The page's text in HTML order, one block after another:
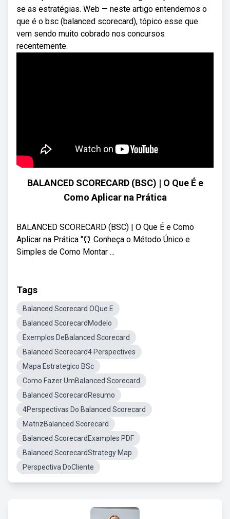
se as estratégias. Web — neste artigo entendemos o
que é o bsc (balanced scorecard), tópico esse que
vem sendo muito cobrado nos concursos
recentemente.
BALANCED SCORECARD (BSC) | O Que É e
Como Aplicar na Prática
BALANCED SCORECARD (BSC) | O Que É e Como
Aplicar na Prática "⏰ Conheça o Método Único e
Simples de Como Montar ...
Tags
Balanced Scorecard OQue E
Balanced ScorecardModelo
Exemplos DeBalanced Scorecard
Balanced Scorecard4 Perspectives
Mapa Estrategico BSc
Como Fazer UmBalanced Scorecard
Balanced ScorecardResumo
4Perspectivas Do Balanced Scorecard
MatrizBalanced Scorecard
Balanced ScorecardExamples PDF
Balanced ScorecardStrategy Map
Perspectiva DoCliente